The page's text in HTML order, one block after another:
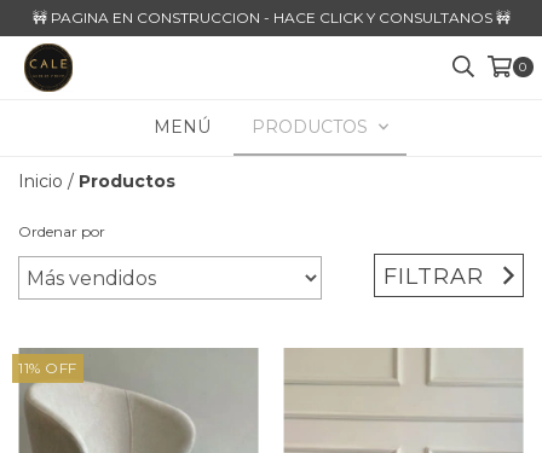
🚧 PAGINA EN CONSTRUCCION - HACE CLICK Y CONSULTANOS 🚧
0
MENÚ PRODUCTOS
Inicio / Productos
Ordenar por
FILTRAR
11% OFF